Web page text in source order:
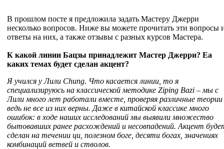
В прошлом посте я предложила задать Мастеру Джерри
несколько вопросов. Ниже вы можете прочитать эти вопросы
ответы на них, а также отзывы с разных курсов Мастера.
К какой линии Бацзы принадлежит Мастер Джерри? Еа
каких темах будет сделан акцент?
Я учился у Лили Chung. Что касается линии, то я
специализируюсь на классической методике Ziping Bazi – мы с
Лили много лет работали вместе, проверяя различные теории
ведь не все из них верны. Даже в китайской классике много
ошибок: в ходе наших исследований мы выявили множество
бытовавших ранее расхождений и несовпадений. Акцент
сделан на течении ци, полезном боге, десяти богах, значениях
комбинаций ветвей и стволов.